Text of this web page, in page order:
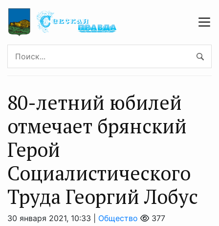
80-летний юбилей
отмечает брянский
Герой
Социалистического
Труда Георгий Лобус
30 января 2021, 10:33 | Общество 377